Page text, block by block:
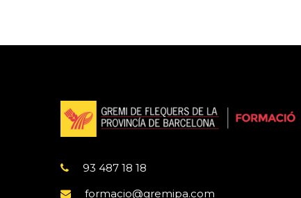
93 487 18 18
formacio@gremipa.com